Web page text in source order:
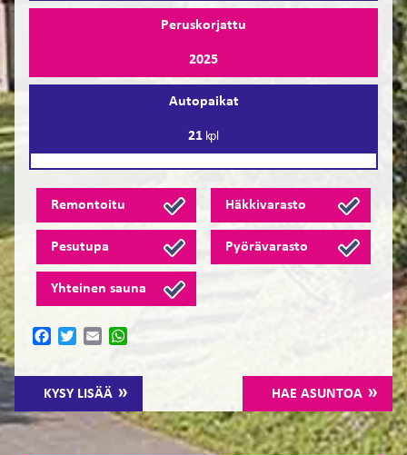
Peruskorjattu
2025
Autopaikat
21kpl
Remontoitu Häkkivarasto
Pesutupa Pyörävarasto
Yhteinen sauna
KYSY LISÄÄ HAE ASUNTOA
FacebookTwitterEmail